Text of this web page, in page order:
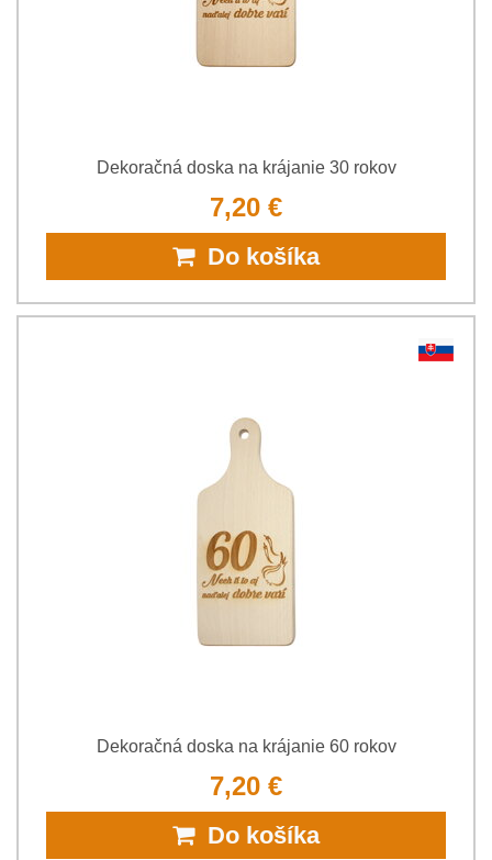
Dekoračná doska na krájanie 30 rokov
7,20 €
Do košíka
Dekoračná doska na krájanie 60 rokov
7,20 €
Do košíka